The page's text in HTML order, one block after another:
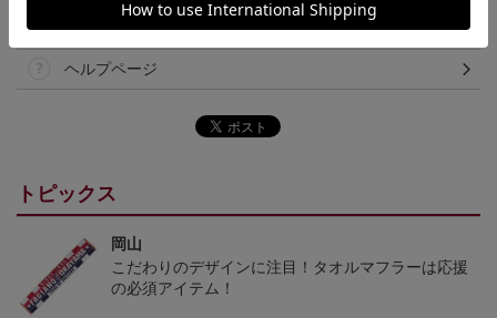
ギフト対応について
ヘルプページ
トピックス
岡山
こだわりのデザインに注目！タオルマフラーは応援
の必須アイテム！